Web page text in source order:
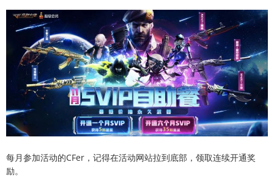
每月参加活动的CFer，记得在活动网站拉到底部，领取连续开通奖
励。